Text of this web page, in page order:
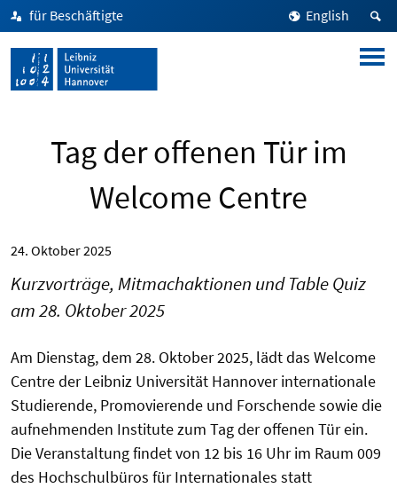
für Beschäftigte English
Tag der offenen Tür im
Welcome Centre
24. Oktober 2025
Kurzvorträge, Mitmachaktionen und Table Quiz
am 28. Oktober 2025
Am Dienstag, dem 28. Oktober 2025, lädt das Welcome
Centre der Leibniz Universität Hannover internationale
Studierende, Promovierende und Forschende sowie die
aufnehmenden Institute zum Tag der offenen Tür ein.
Die Veranstaltung findet von 12 bis 16 Uhr im Raum 009
des Hochschulbüros für Internationales statt